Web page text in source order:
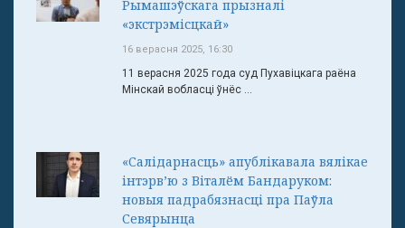
Рымашэўскага прызналі
«экстрэмісцкай»
16 верасня 2025, 16:30
11 верасня 2025 года суд Пухавіцкага раёна
Мінскай вобласці ўнёс ...
«Салідарнасць» апублікавала вялікае
інтэрв’ю з Віталём Бандаруком:
новыя падрабязнасці пра Паўла
Севярынца